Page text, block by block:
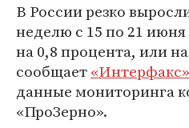
В России резко
неделю с 15 по 21
на 0,8 процента, или
сообщает«Интерфакс»
данные мониторинга
«ПроЗерно».